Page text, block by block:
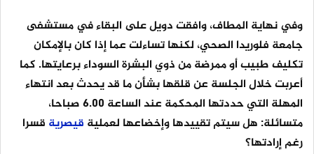
وفي نهاية المطاف، وافقت دويل على البقاء في مستشفى
جامعة فلوريدا الصحي، لكنها تساءلت عما إذا كان بالإمكان
تكليف طبيب أو ممرضة من ذوي البشرة السوداء برعايتها. كما
أعربت خلال الجلسة عن قلقها بشأن ما قد يحدث بعد انتهاء
المهلة التي حددتها المحكمة عند الساعة 6.00 صباحا،
متسائلة: هل سيتم تقييدها وإخضاعها لعملية قيصرية قسرا
رغم إرادتها؟